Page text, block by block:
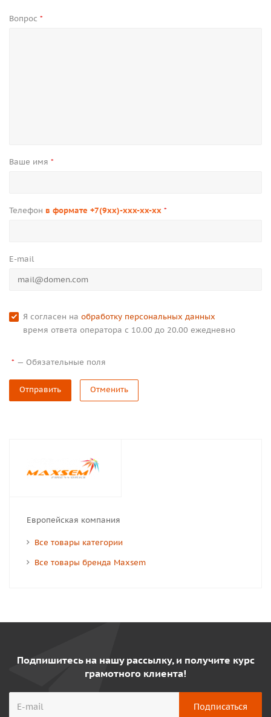
Вопрос *
Ваше имя *
Телефон в формате +7(9xx)-xxx-xx-xx *
E-mail
Я согласен на обработку персональных данных
время ответа оператора с 10.00 до 20.00 ежедневно
* — Обязательные поля
Отправить Отменить
Европейская компания
Все товары категории
Все товары бренда Maxsem
Подпишитесь на нашу рассылку, и получите курс
грамотного клиента!